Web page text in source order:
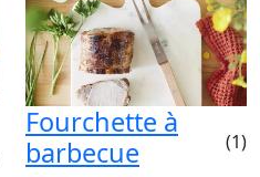
Fourchette à
barbecue
(1)